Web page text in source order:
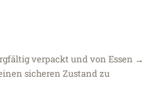
verpackt und von Essen →
sicheren Zustand zu